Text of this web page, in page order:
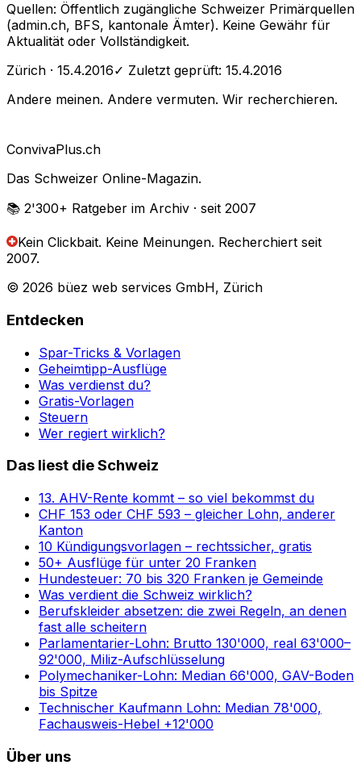
Quellen: Öffentlich zugängliche Schweizer Primärquellen
(admin.ch, BFS, kantonale Ämter). Keine Gewähr für
Aktualität oder Vollständigkeit.
Zürich · 15.4.2016✓ Zuletzt geprüft: 15.4.2016
Andere meinen. Andere vermuten. Wir recherchieren.
ConvivaPlus.ch
Das Schweizer Online-Magazin.
📚 2'300+ Ratgeber im Archiv · seit 2007
Kein Clickbait. Keine Meinungen. Recherchiert seit
2007.
© 2026 büez web services GmbH, Zürich
Entdecken
Spar-Tricks & Vorlagen
Geheimtipp-Ausflüge
Was verdienst du?
Gratis-Vorlagen
Steuern
Wer regiert wirklich?
Das liest die Schweiz
13. AHV-Rente kommt – so viel bekommst du
CHF 153 oder CHF 593 – gleicher Lohn, anderer
Kanton
10 Kündigungsvorlagen – rechtssicher, gratis
50+ Ausflüge für unter 20 Franken
Hundesteuer: 70 bis 320 Franken je Gemeinde
Was verdient die Schweiz wirklich?
Berufskleider absetzen: die zwei Regeln, an denen
fast alle scheitern
Parlamentarier-Lohn: Brutto 130'000, real 63'000–
92'000, Miliz-Aufschlüsselung
Polymechaniker-Lohn: Median 66'000, GAV-Boden
bis Spitze
Technischer Kaufmann Lohn: Median 78'000,
Fachausweis-Hebel +12'000
Über uns